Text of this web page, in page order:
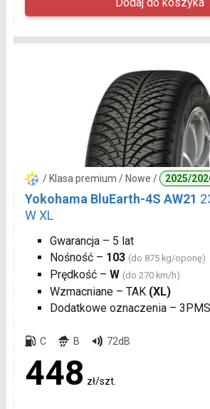
/ Klasa premium / Nowe / 2025/
Yokohama BluEarth-4S AW21
W XL
Gwarancja – 5 lat
Nośność – 103 (do 875 kg/oponę)
Prędkość – W (do 270 km/h)
Wzmacniane – TAK (XL)
Dodatkowe oznaczenia –
C B 72dB
448 zł/szt.